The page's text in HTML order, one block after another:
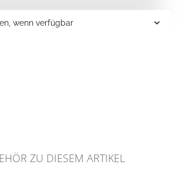
wenn verfügbar
ZU DIESEM ARTIKEL